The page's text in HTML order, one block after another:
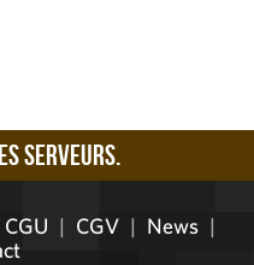
serveurs.
CGU | CGV | News |